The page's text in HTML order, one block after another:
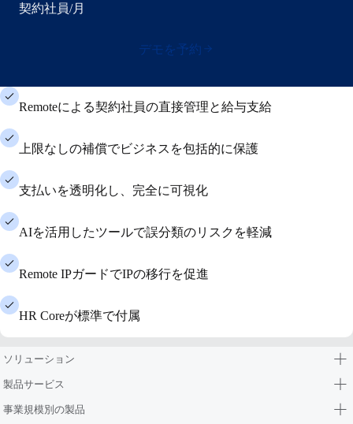
契約社員/月
デモを予約
Remoteによる契約社員の直接管理と給与支給
上限なしの補償でビジネスを包括的に保護
支払いを透明化し、完全に可視化
AIを活用したツールで誤分類のリスクを軽減
Remote IPガードでIPの移行を促進
HR Coreが標準で付属
ソリューション
製品サービス
事業規模別の製品